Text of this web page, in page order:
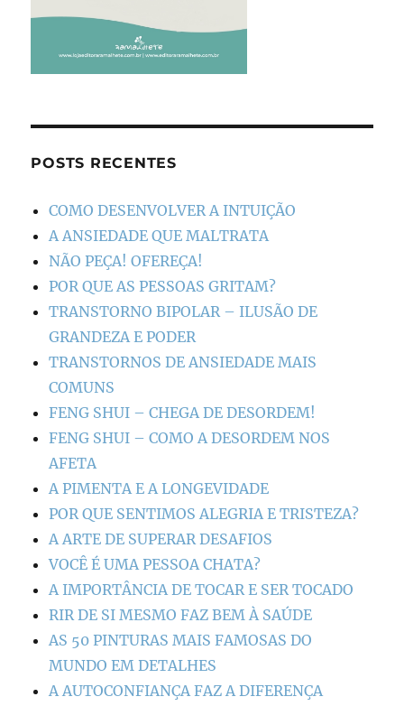
POSTS RECENTES
COMO DESENVOLVER A INTUIÇÃO
A ANSIEDADE QUE MALTRATA
NÃO PEÇA! OFEREÇA!
POR QUE AS PESSOAS GRITAM?
TRANSTORNO BIPOLAR – ILUSÃO DE
GRANDEZA E PODER
TRANSTORNOS DE ANSIEDADE MAIS
COMUNS
FENG SHUI – CHEGA DE DESORDEM!
FENG SHUI – COMO A DESORDEM NOS
AFETA
A PIMENTA E A LONGEVIDADE
POR QUE SENTIMOS ALEGRIA E TRISTEZA?
A ARTE DE SUPERAR DESAFIOS
VOCÊ É UMA PESSOA CHATA?
A IMPORTÂNCIA DE TOCAR E SER TOCADO
RIR DE SI MESMO FAZ BEM À SAÚDE
AS 50 PINTURAS MAIS FAMOSAS DO
MUNDO EM DETALHES
A AUTOCONFIANÇA FAZ A DIFERENÇA